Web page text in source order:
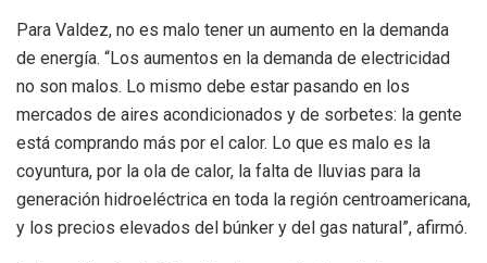
Para Valdez, no es malo tener un aumento en la demanda
de energía. “Los aumentos en la demanda de electricidad
no son malos. Lo mismo debe estar pasando en los
mercados de aires acondicionados y de sorbetes: la gente
está comprando más por el calor. Lo que es malo es la
coyuntura, por la ola de calor, la falta de lluvias para la
generación hidroeléctrica en toda la región centroamericana,
y los precios elevados del búnker y del gas natural”, afirmó.